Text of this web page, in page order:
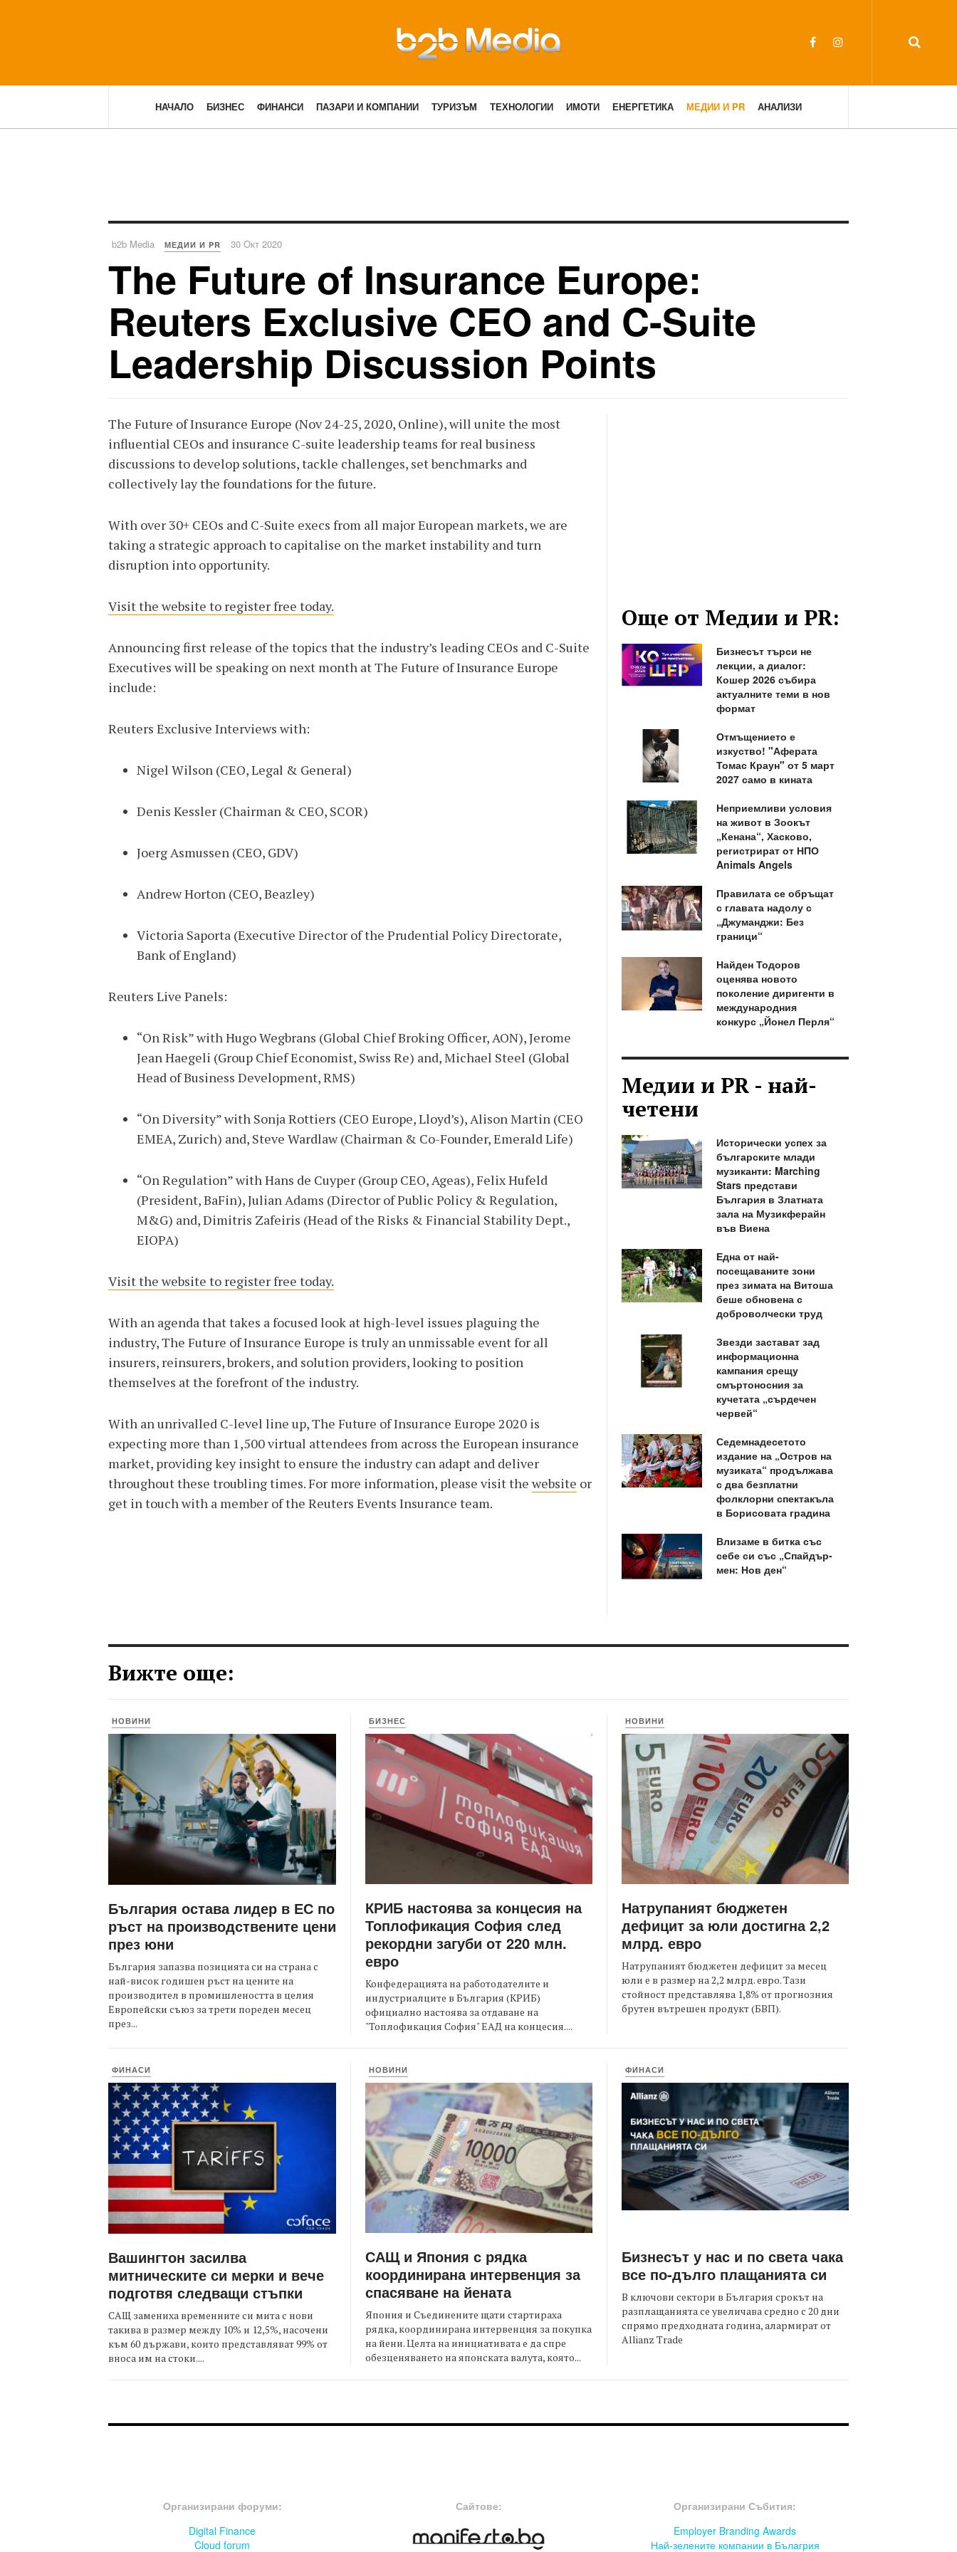
НАЧАЛО БИЗНЕС ФИНАНСИ ПАЗАРИ И КОМПАНИИ ТУРИЗЪМ ТЕХНОЛОГИИ ИМОТИ ЕНЕРГЕТИКА МЕДИИ И PR АНАЛИЗИ
b2b Media МЕДИИ И PR 30 Окт 2020
The Future of Insurance Europe:
Reuters Exclusive CEO and C-Suite
Leadership Discussion Points
The Future of Insurance Europe (Nov 24-25, 2020, Online), will unite the most
influential CEOs and insurance C-suite leadership teams for real business
discussions to develop solutions, tackle challenges, set benchmarks and
collectively lay the foundations for the future.
With over 30+ CEOs and C-Suite execs from all major European markets, we are
taking a strategic approach to capitalise on the market instability and turn
disruption into opportunity.
Visit the website to register free today.
Announcing first release of the topics that the industry’s leading CEOs and C-Suite
Executives will be speaking on next month at The Future of Insurance Europe
include:
Reuters Exclusive Interviews with:
Nigel Wilson (CEO, Legal & General)
Denis Kessler (Chairman & CEO, SCOR)
Joerg Asmussen (CEO, GDV)
Andrew Horton (CEO, Beazley)
Victoria Saporta (Executive Director of the Prudential Policy Directorate,
Bank of England)
Reuters Live Panels:
“On Risk” with Hugo Wegbrans (Global Chief Broking Officer, AON), Jerome
Jean Haegeli (Group Chief Economist, Swiss Re) and, Michael Steel (Global
Head of Business Development, RMS)
“On Diversity” with Sonja Rottiers (CEO Europe, Lloyd’s), Alison Martin (CEO
EMEA, Zurich) and, Steve Wardlaw (Chairman & Co-Founder, Emerald Life)
“On Regulation” with Hans de Cuyper (Group CEO, Ageas), Felix Hufeld
(President, BaFin), Julian Adams (Director of Public Policy & Regulation,
M&G) and, Dimitris Zafeiris (Head of the Risks & Financial Stability Dept.,
EIOPA)
Visit the website to register free today.
With an agenda that takes a focused look at high-level issues plaguing the
industry, The Future of Insurance Europe is truly an unmissable event for all
insurers, reinsurers, brokers, and solution providers, looking to position
themselves at the forefront of the industry.
With an unrivalled C-level line up, The Future of Insurance Europe 2020 is
expecting more than 1,500 virtual attendees from across the European insurance
market, providing key insight to ensure the industry can adapt and deliver
throughout these troubling times. For more information, please visit the website or
get in touch with a member of the Reuters Events Insurance team.
Още от Медии и PR:
Бизнесът търси не
лекции, а диалог:
Кошер 2026 събира
актуалните теми в нов
формат
Отмъщението е
изкуство! "Аферата
Томас Краун" от 5 март
2027 само в кината
Неприемливи условия
на живот в Зоокът
„Кенана“, Хасково,
регистрират от НПО
Animals Angels
Правилата се обръщат
с главата надолу с
„Джуманджи: Без
граници“
Найден Тодоров
оценява новото
поколение диригенти в
международния
конкурс „Йонел Перля“
Медии и PR - най-
четени
Исторически успех за
българските млади
музиканти: Marching
Stars представи
България в Златната
зала на Музикферайн
във Виена
Една от най-
посещаваните зони
през зимата на Витоша
беше обновена с
доброволчески труд
Звезди застават зад
информационна
кампания срещу
смъртоносния за
кучетата „сърдечен
червей“
Седемнадесетото
издание на „Остров на
музиката“ продължава
с два безплатни
фолклорни спектакъла
в Борисовата градина
Влизаме в битка със
себе си със „Спайдър-
мен: Нов ден“
Вижте още:
НОВИНИ
България остава лидер в ЕС по
ръст на производствените цени
през юни
България запазва позицията си на страна с
най-висок годишен ръст на цените на
производител в промишлеността в целия
Европейски съюз за трети пореден месец
през...
БИЗНЕС
КРИБ настоява за концесия на
Топлофикация София след
рекордни загуби от 220 млн.
евро
Конфедерацията на работодателите и
индустриалците в България (КРИБ)
официално настоява за отдаване на
"Топлофикация София" ЕАД на концесия....
НОВИНИ
Натрупаният бюджетен
дефицит за юли достигна 2,2
млрд. евро
Натрупаният бюджетен дефицит за месец
юли е в размер на 2,2 млрд. евро. Тази
стойност представлява 1,8% от прогнозния
брутен вътрешен продукт (БВП).
ФИНАСИ
Вашингтон засилва
митническите си мерки и вече
подготвя следващи стъпки
САЩ замениха временните си мита с нови
такива в размер между 10% и 12,5%, насочени
към 60 държави, които представляват 99% от
вноса им на стоки....
НОВИНИ
САЩ и Япония с рядка
координирана интервенция за
спасяване на йената
Япония и Съединените щати стартираха
рядка, координирана интервенция за покупка
на йени. Целта на инициативата е да спре
обезценяването на японската валута, която...
ФИНАСИ
Бизнесът у нас и по света чака
все по-дълго плащанията си
В ключови сектори в България срокът на
разплащанията се увеличава средно с 20 дни
спрямо предходната година, алармират от
Allianz Trade
Организирани форуми:
Digital Finance
Cloud forum
Сайтове:
Организирани Събития:
Employer Branding Awards
Най-зелените компании в Бълагрия